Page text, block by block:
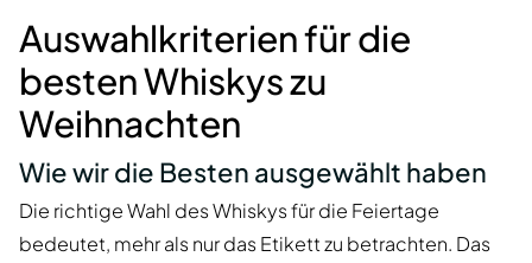
Auswahlkriterien für die
besten Whiskys zu
Weihnachten
Wie wir die Besten ausgewählt haben
Die richtige Wahl des Whiskys für die Feiertage
bedeutet, mehr als nur das Etikett zu betrachten. Das